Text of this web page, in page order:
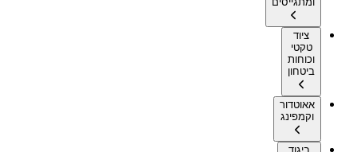
ציוד
טקטי
וכוחות
ביטחון
אאוטדור
וקמפינג